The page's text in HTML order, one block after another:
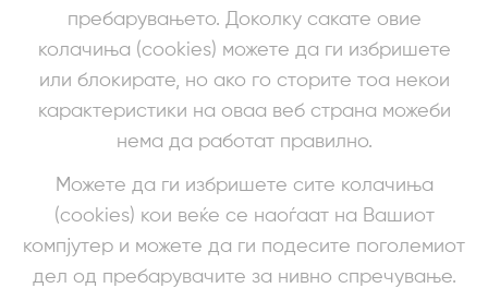
пребарувањето. Доколку сакате овие
колачиња (cookies) можете да ги избришете
или блокирате, но ако го сторите тоа некои
карактеристики на оваа веб страна можеби
нема да работат правилно.
Можете да ги избришете сите колачиња
(cookies) кои веќе се наоѓаат на Вашиот
компјутер и можете да ги подесите поголемиот
дел од пребарувачите за нивно спречување.